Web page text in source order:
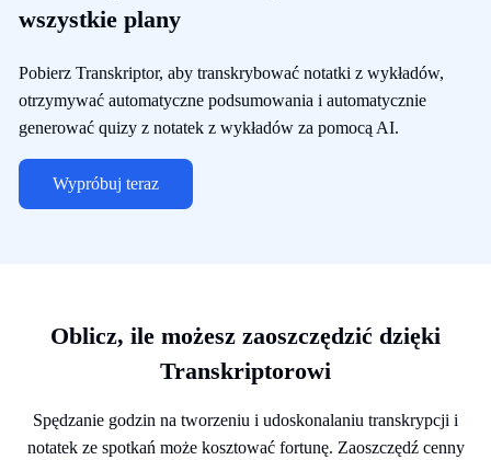
wszystkie plany
Pobierz Transkriptor, aby transkrybować notatki z wykładów,
otrzymywać automatyczne podsumowania i automatycznie
generować quizy z notatek z wykładów za pomocą AI.
Wypróbuj teraz
Oblicz, ile możesz zaoszczędzić dzięki
Transkriptorowi
Spędzanie godzin na tworzeniu i udoskonalaniu transkrypcji i
notatek ze spotkań może kosztować fortunę. Zaoszczędź cenny